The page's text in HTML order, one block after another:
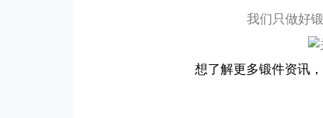
我们只做好
想了解更多锻件资讯